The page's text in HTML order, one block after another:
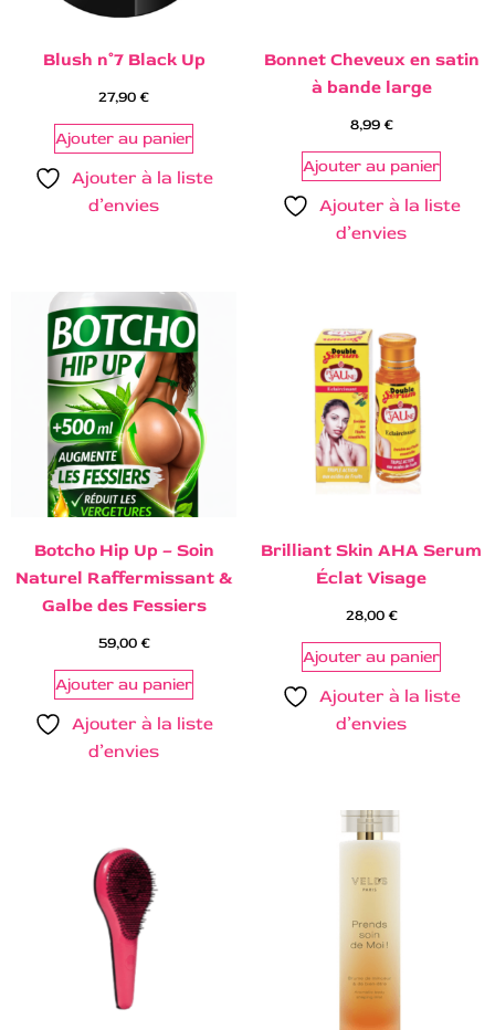
Blush n°7 Black Up
27,90€
Ajouter au panier
Ajouter à la liste
d’envies
Bonnet Cheveux en satin
à bande large
8,99€
Ajouter au panier
Ajouter à la liste
d’envies
Botcho Hip Up – Soin
Naturel Raffermissant &
Galbe des Fessiers
59,00€
Ajouter au panier
Ajouter à la liste
d’envies
Brilliant Skin AHA Serum
Éclat Visage
28,00€
Ajouter au panier
Ajouter à la liste
d’envies